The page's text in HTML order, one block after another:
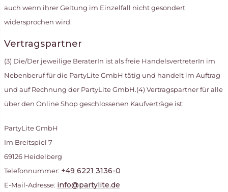
auch wenn ihrer Geltung im Einzelfall nicht gesondert
widersprochen wird.
Vertragspartner
(3) Die/Der jeweilige BeraterIn ist als freie HandelsvertreterIn im
Nebenberuf für die PartyLite GmbH tätig und handelt im Auftrag
und auf Rechnung der PartyLite GmbH.(4) Vertragspartner für alle
über den Online Shop geschlossenen Kaufverträge ist:
PartyLite GmbH
Im Breitspiel 7
69126 Heidelberg
Telefonnummer: +49 6221 3136-0
E-Mail-Adresse: info@partylite.de